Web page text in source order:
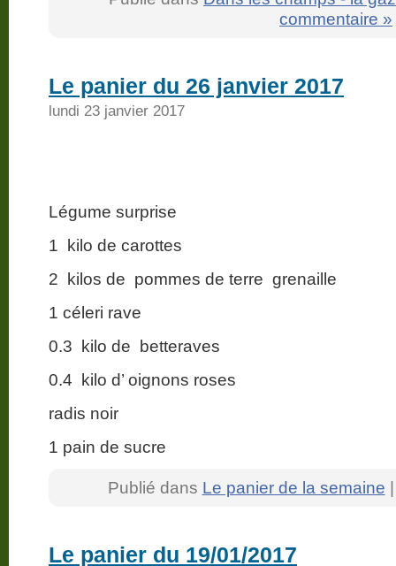
commentaire »
Le panier du 26 janvier 2017
lundi 23 janvier 2017
Légume surprise
1 kilo de carottes
2 kilos de pommes de terre grenaille
1 céleri rave
0.3 kilo de betteraves
0.4 kilo d’ oignons roses
radis noir
1 pain de sucre
Publié dans Le panier de la semaine
Le panier du 19/01/2017